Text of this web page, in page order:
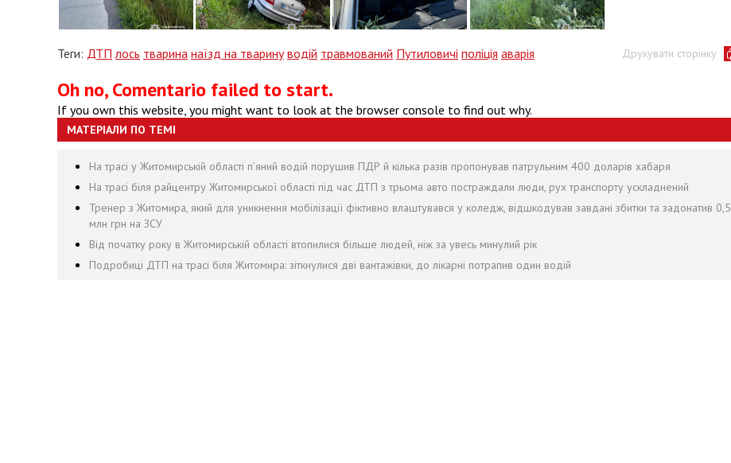
Друкувати сторінку
Теги: ДТП лось тварина наїзд на тварину водій травмований Путиловичі поліція аварія
Oh no, Comentario failed to start.
If you own this website, you might want to look at the browser console to find out why.
МАТЕРІАЛИ ПО ТЕМІ
На трасі у Житомирській області п’яний водій порушив ПДР й кілька разів пропонував патрульним 400 доларів хабаря
На трасі біля райцентру Житомирської області під час ДТП з трьома авто постраждали люди, рух транспорту ускладнений
Тренер з Житомира, який для уникнення мобілізації фіктивно влаштувався у коледж, відшкодував завдані збитки та задонатив 0,5
млн грн на ЗСУ
Від початку року в Житомирській області втопилися більше людей, ніж за увесь минулий рік
Подробиці ДТП на трасі біля Житомира: зіткнулися дві вантажівки, до лікарні потрапив один водій